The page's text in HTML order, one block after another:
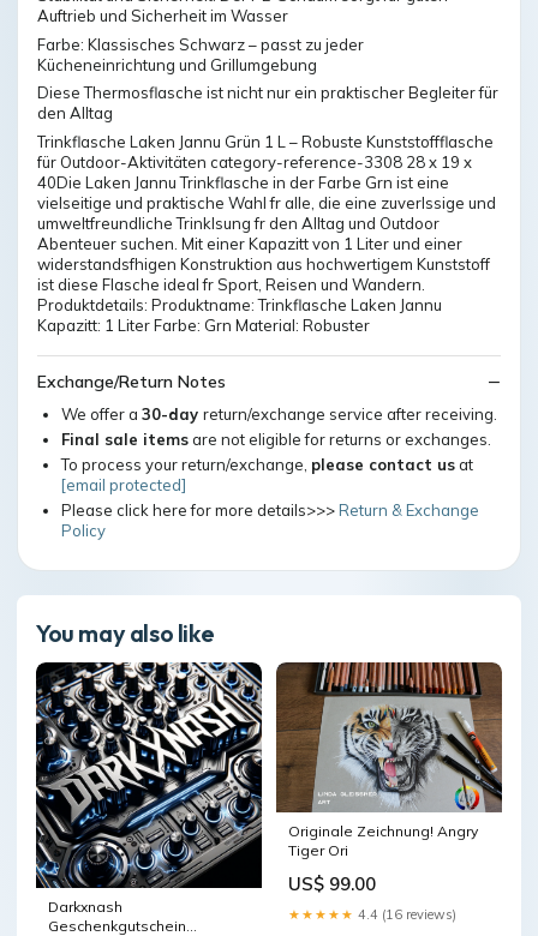
Auftrieb und Sicherheit im Wasser
Farbe: Klassisches Schwarz – passt zu jeder
Kücheneinrichtung und Grillumgebung
Diese Thermosflasche ist nicht nur ein praktischer Begleiter für
den Alltag
Trinkflasche Laken Jannu Grün 1 L – Robuste Kunststoffflasche
für Outdoor-Aktivitäten category-reference-3308 28 x 19 x
40Die Laken Jannu Trinkflasche in der Farbe Grn ist eine
vielseitige und praktische Wahl fr alle, die eine zuverlssige und
umweltfreundliche Trinklsung fr den Alltag und Outdoor
Abenteuer suchen. Mit einer Kapazitt von 1 Liter und einer
widerstandsfhigen Konstruktion aus hochwertigem Kunststoff
ist diese Flasche ideal fr Sport, Reisen und Wandern.
Produktdetails: Produktname: Trinkflasche Laken Jannu
Kapazitt: 1 Liter Farbe: Grn Material: Robuster
Exchange/Return Notes
We offer a 30-day return/exchange service after receiving.
Final sale itemsare not eligible for returns or exchanges.
To process your return/exchange, please contact usat
[email protected]
Please click here for more details>>>Return & Exchange
Policy
You may also like
Darkxnash
Geschenkgutschein
Originale Zeichnung! Angry
Tiger Ori
US$ 99.00
★★★★★ 4.4 (16 reviews)